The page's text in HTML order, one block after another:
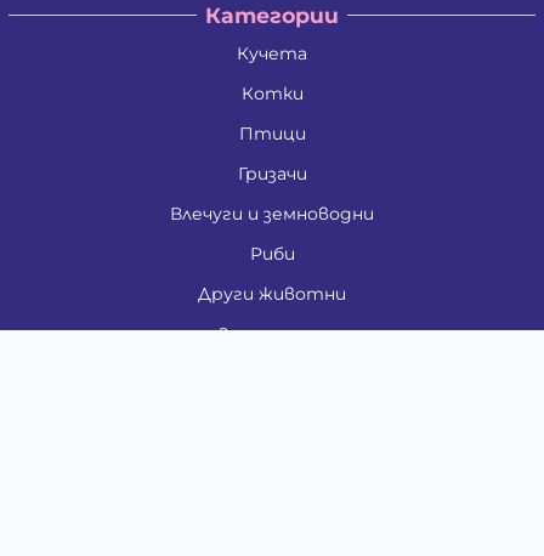
Категории
Кучета
Котки
Птици
Гризачи
Влечуги и земноводни
Риби
Други животни
За стопани